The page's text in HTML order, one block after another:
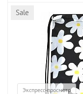
Sale
Экспресс-просмотр